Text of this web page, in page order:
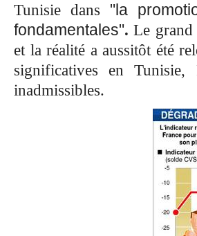
Tunisie dans "la
fondamentales". Le grand
et la réalité a aussitôt été
significatives en
inadmissibles.